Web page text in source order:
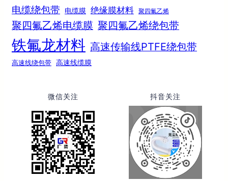
电缆绕包带 电缆膜 绝缘膜材料 聚四氟乙烯
聚四氟乙烯电缆膜 聚四氟乙烯绕包带
铁氟龙材料 高速传输线PTFE绕包带
高速线绕包带 高速线缆膜
微信关注 抖音关注